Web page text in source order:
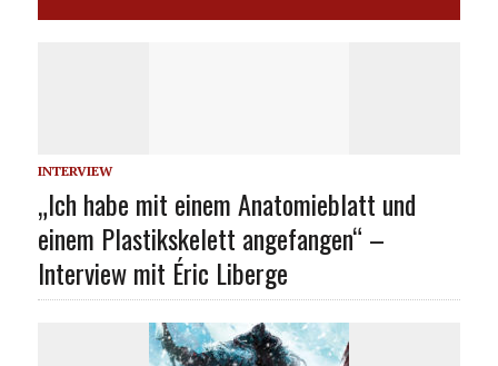
INTERVIEW
„Ich habe mit einem Anatomieblatt und
einem Plastikskelett angefangen“ –
Interview mit Éric Liberge